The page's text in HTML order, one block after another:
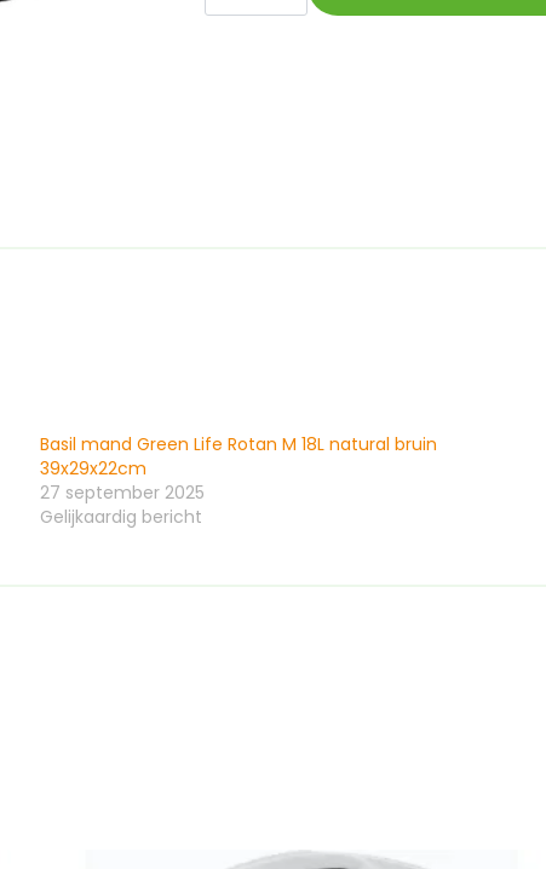
zwart
Basil mand Green Life Rotan M 18L natural bruin
39x29x22cm
27 september 2025
Gelijkaardig bericht